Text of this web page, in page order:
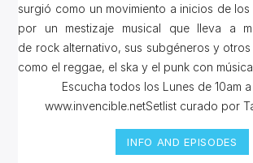
surgió como un movimiento a inicios de
por un mestizaje musical que lleva a
de rock alternativo, sus subgéneros y
como el reggae, el ska y el punk con
Escucha todos los Lunes de 10am
www.invencible.netSetlist curado por
INFO AND EPISODES